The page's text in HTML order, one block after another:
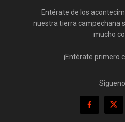
Entérate de los
nuestra tierra campechana
mucho
¡Entérate primero